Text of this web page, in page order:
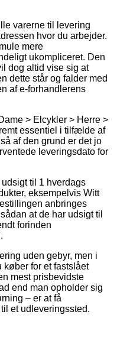
varerne til levering
hvor du arbejder.
mere
ukompliceret. Den
dog altid vise sig at
dette står og falder med
af e-forhandlerens
> Elcykler > Herre >
essentiel i tilfælde af
af den grund er det jo
leveringsdato for
til 1 hverdags
eksempelvis Witt
anbringes
at de har udsigt til
forinden
uden gebyr, men i
for et fastslået
mest prisbevidste
end man opholder sig
– er at få
et udleveringssted.